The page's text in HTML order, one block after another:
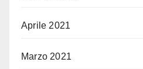
Aprile 2021
Marzo 2021